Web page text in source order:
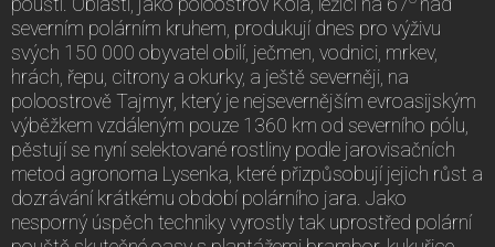
severním polárním kruhem, produkují dnes pro výživu
svých 150 000 obyvatel obilí, ječmen, vodnici, mrkev,
hrách, řepu, citrony a okurky, a ještě severněji, na
poloostrově Tajmyr, který je nejsevernějším evroasijským
výběžkem vzdáleným pouze 1360 km od severního pólu,
pěstují se nyní selektované rostliny podle jarovisačních
metod agronoma Lysenka, které přizpůsobují jejich růst a
dozrávání krátkému období polárního jara. Jako
nesporný úspěch techniky vyrostly tak uprostřed polární